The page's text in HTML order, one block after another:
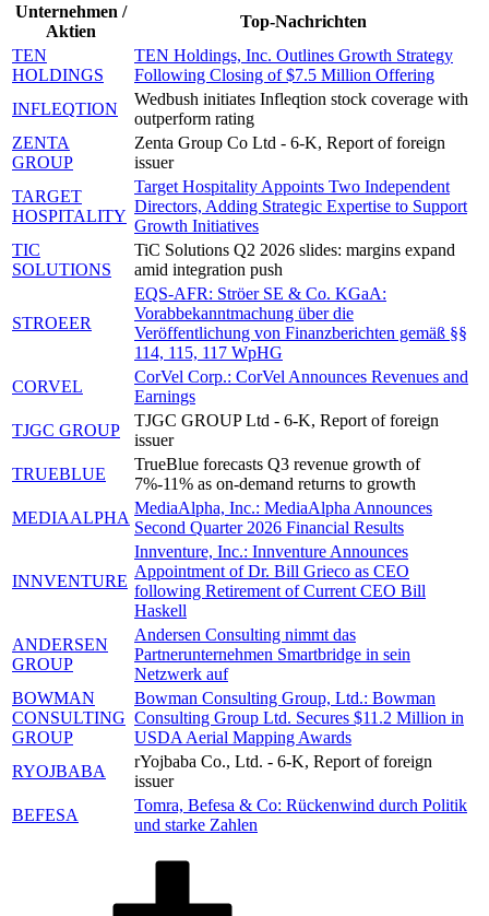
Unternehmen /
Aktien
Top-Nachrichten
TEN
HOLDINGS
TEN Holdings, Inc. Outlines Growth Strategy
Following Closing of $7.5 Million Offering
INFLEQTION
Wedbush initiates Infleqtion stock coverage with
outperform rating
ZENTA
GROUP
Zenta Group Co Ltd - 6-K, Report of foreign
issuer
TARGET
HOSPITALITY
Target Hospitality Appoints Two Independent
Directors, Adding Strategic Expertise to Support
Growth Initiatives
TIC
SOLUTIONS
TiC Solutions Q2 2026 slides: margins expand
amid integration push
STROEER
EQS-AFR: Ströer SE & Co. KGaA:
Vorabbekanntmachung über die
Veröffentlichung von Finanzberichten gemäß §§
114, 115, 117 WpHG
CORVEL
CorVel Corp.: CorVel Announces Revenues and
Earnings
TJGC GROUP
TJGC GROUP Ltd - 6-K, Report of foreign
issuer
TRUEBLUE
TrueBlue forecasts Q3 revenue growth of
7%-11% as on-demand returns to growth
MEDIAALPHA
MediaAlpha, Inc.: MediaAlpha Announces
Second Quarter 2026 Financial Results
INNVENTURE
Innventure, Inc.: Innventure Announces
Appointment of Dr. Bill Grieco as CEO
following Retirement of Current CEO Bill
Haskell
ANDERSEN
GROUP
Andersen Consulting nimmt das
Partnerunternehmen Smartbridge in sein
Netzwerk auf
BOWMAN
CONSULTING
GROUP
Bowman Consulting Group, Ltd.: Bowman
Consulting Group Ltd. Secures $11.2 Million in
USDA Aerial Mapping Awards
RYOJBABA
rYojbaba Co., Ltd. - 6-K, Report of foreign
issuer
BEFESA
Tomra, Befesa & Co: Rückenwind durch Politik
und starke Zahlen